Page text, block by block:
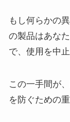
もし何らかの
の製品はあな
で、使用を中
この一手間が
を防ぐための